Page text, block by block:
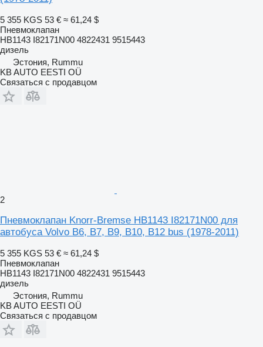
5 355 KGS 53 € ≈ 61,24 $
Пневмоклапан
HB1143 I82171N00 4822431 9515443
дизель
Эстония, Rummu
KB AUTO EESTI OÜ
Связаться с продавцом
2
Пневмоклапан Knorr-Bremse HB1143 I82171N00 для
автобуса Volvo B6, B7, B9, B10, B12 bus (1978-2011)
5 355 KGS 53 € ≈ 61,24 $
Пневмоклапан
HB1143 I82171N00 4822431 9515443
дизель
Эстония, Rummu
KB AUTO EESTI OÜ
Связаться с продавцом